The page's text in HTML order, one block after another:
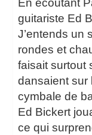
En écoutant
guitariste Ed
J’entends un
rondes et
faisait surtout
dansaient sur
cymbale de
Ed Bickert
ce qui